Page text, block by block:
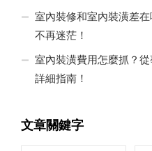
室內裝修和室內裝潢差
不再迷茫！
室內裝潢費用怎麼抓？
詳細指南！
文章關鍵字